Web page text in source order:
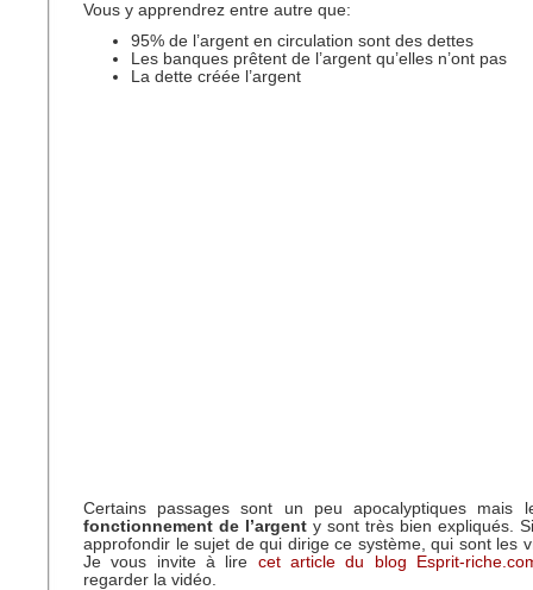
Vous y apprendrez entre autre que:
95% de l’argent en circulation sont des dettes
Les banques prêtent de l’argent qu’elles n’ont pas
La dette créée l’argent
Certains passages sont un peu apocalyptiques mais
fonctionnement de l’argent y sont très bien expliqués.
approfondir le sujet de qui dirige ce système, qui sont les
Je vous invite à lire cet article du blog Esprit-
regarder la vidéo.